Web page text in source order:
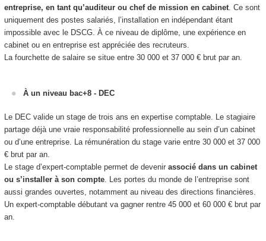
entreprise, en tant qu’auditeur ou chef de mission en cabinet. Ce sont
uniquement des postes salariés, l’installation en indépendant étant
impossible avec le DSCG. À ce niveau de diplôme, une expérience en
cabinet ou en entreprise est appréciée des recruteurs.
La fourchette de salaire se situe entre 30 000 et 37 000 € brut par an.
À un niveau bac+8 - DEC
Le DEC valide un stage de trois ans en expertise comptable. Le stagiaire
partage déjà une vraie responsabilité professionnelle au sein d’un cabinet
ou d’une entreprise. La rémunération du stage varie entre 30 000 et 37 000
€ brut par an.
Le stage d’expert-comptable permet de devenir associé dans un cabinet
ou s’installer à son compte. Les portes du monde de l’entreprise sont
aussi grandes ouvertes, notamment au niveau des directions financières.
Un expert-comptable débutant va gagner rentre 45 000 et 60 000 € brut par
an.